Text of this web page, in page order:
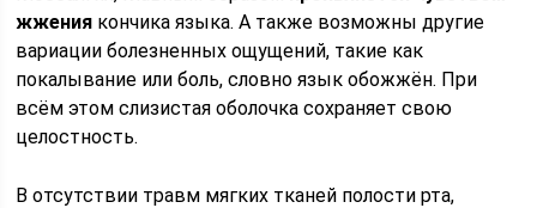
жжения кончика языка. А также возможны другие
вариации болезненных ощущений, такие как
покалывание или боль, словно язык обожжён. При
всём этом слизистая оболочка сохраняет свою
целостность.
В отсутствии травм мягких тканей полости рта,